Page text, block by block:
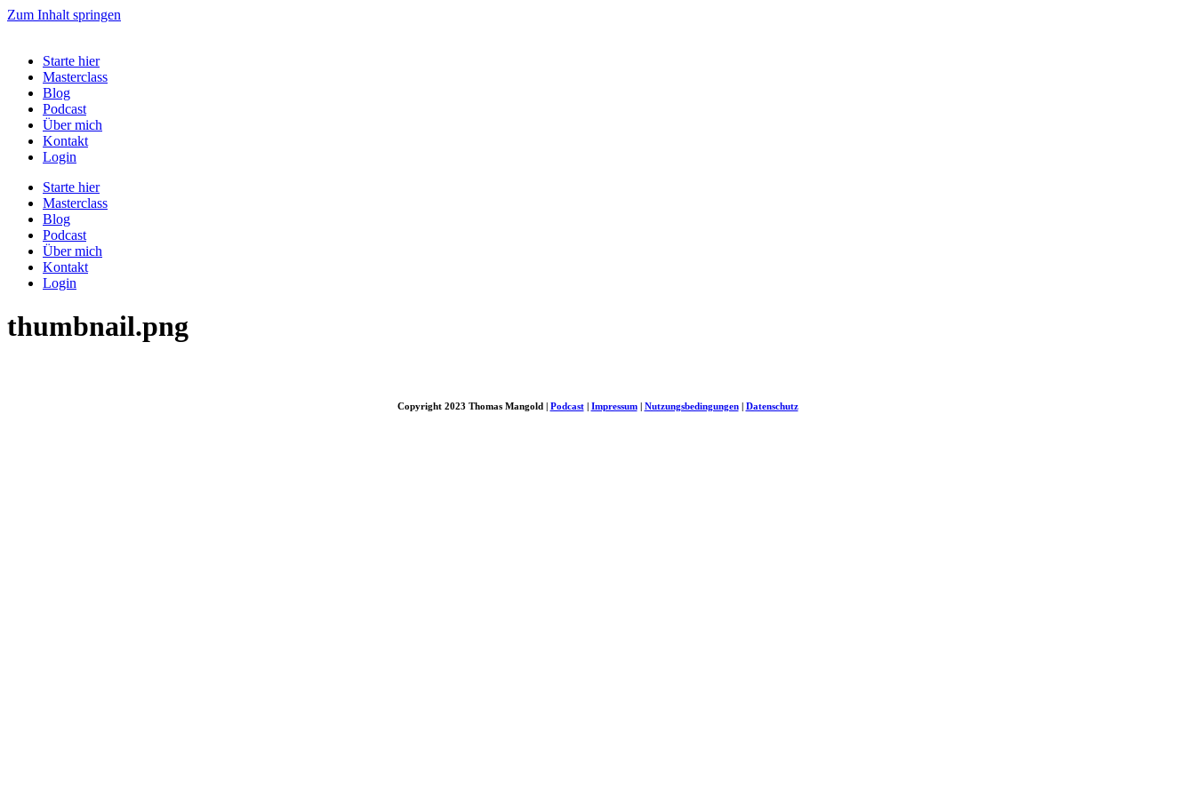
Zum Inhalt springen
Starte hier
Masterclass
Blog
Podcast
Über mich
Kontakt
Login
Starte hier
Masterclass
Blog
Podcast
Über mich
Kontakt
Login
thumbnail.png
Copyright 2023 Thomas Mangold | Podcast| Impressum| Nutzungsbedingungen| Datenschutz